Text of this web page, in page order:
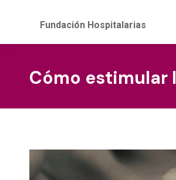
Fundación Hospitalarias
Cómo estimular